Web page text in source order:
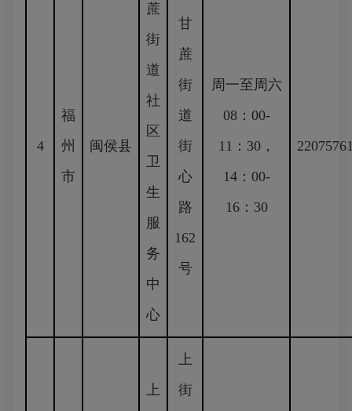
4
福
州
市
闽侯县
蔗
街
道
社
区
卫
生
服
务
中
心
甘
蔗
街
道
街
心
路
162
号
周一至周六
08：00-
11：30，
14：00-
16：30
上
上
街